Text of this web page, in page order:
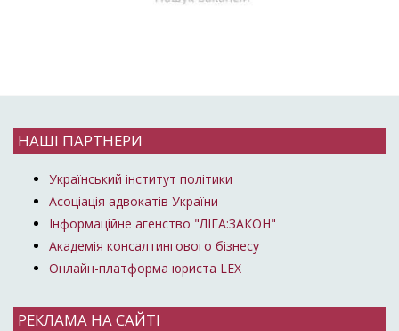
НАШІ ПАРТНЕРИ
Український інститут політики
Асоціація адвокатів України
Інформаційне агенство "ЛІГА:ЗАКОН"
Академія консалтингового бізнесу
Онлайн-платформа юриста LEX
РЕКЛАМА НА САЙТІ